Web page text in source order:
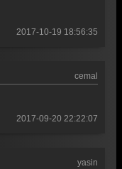
2017-10-19 18:56:35
cemal
2017-09-20 22:22:07
yasin